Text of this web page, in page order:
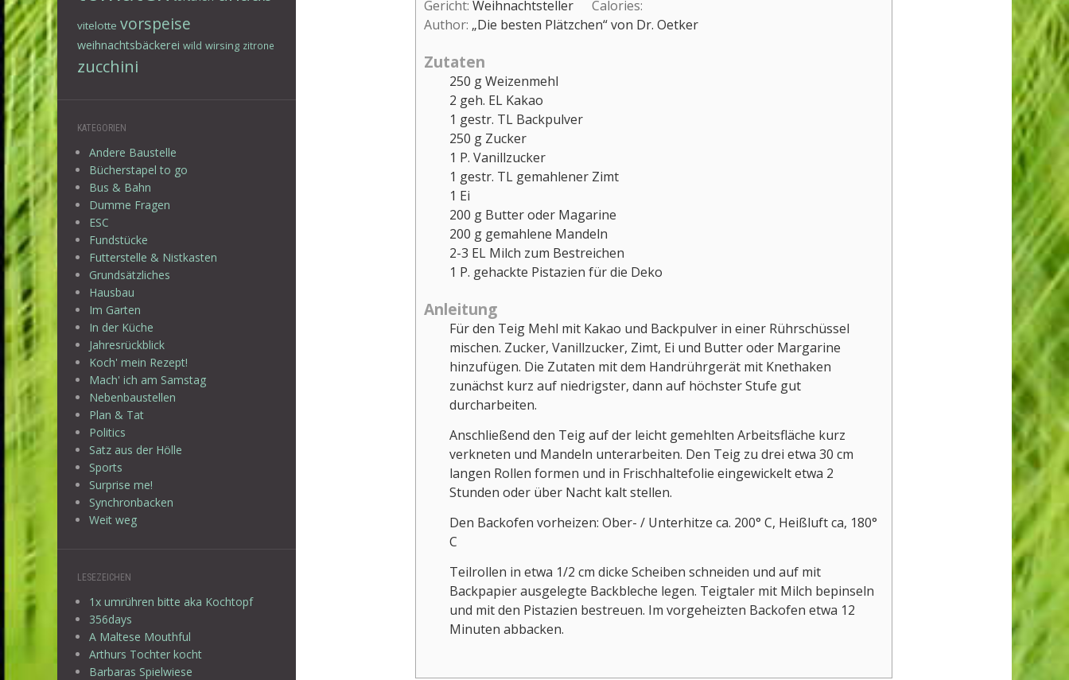
vitelotte vorspeise
weihnachtsbäckerei wild wirsing zitrone
zucchini
KATEGORIEN
Andere Baustelle
Bücherstapel to go
Bus & Bahn
Dumme Fragen
ESC
Fundstücke
Futterstelle & Nistkasten
Grundsätzliches
Hausbau
Im Garten
In der Küche
Jahresrückblick
Koch' mein Rezept!
Mach' ich am Samstag
Nebenbaustellen
Plan & Tat
Politics
Satz aus der Hölle
Sports
Surprise me!
Synchronbacken
Weit weg
LESEZEICHEN
1x umrühren bitte aka Kochtopf
356days
A Maltese Mouthful
Arthurs Tochter kocht
Barbaras Spielwiese
Gericht: Weihnachtsteller
Calories:
Author: „Die besten Plätzchen“ von Dr. Oetker
Zutaten
250 gWeizenmehl
2 geh. EL Kakao
1 gestr. TL Backpulver
250 g Zucker
1 P. Vanillzucker
1 gestr. TL gemahlener Zimt
1 Ei
200 g Butter oder Magarine
200 g gemahlene Mandeln
2-3 EL Milch zum Bestreichen
1 P. gehackte Pistazien für die Deko
Anleitung
Für den Teig Mehl mit Kakao und Backpulver in einer Rührschüssel
mischen. Zucker, Vanillzucker, Zimt, Ei und Butter oder Margarine
hinzufügen. Die Zutaten mit dem Handrührgerät mit Knethaken
zunächst kurz auf niedrigster, dann auf höchster Stufe gut
durcharbeiten.
Anschließend den Teig auf der leicht gemehlten Arbeitsfläche kurz
verkneten und Mandeln unterarbeiten. Den Teig zu drei etwa 30 cm
langen Rollen formen und in Frischhaltefolie eingewickelt etwa 2
Stunden oder über Nacht kalt stellen.
Den Backofen vorheizen: Ober- / Unterhitze ca. 200° C, Heißluft ca, 180°
C
Teilrollen in etwa 1/2 cm dicke Scheiben schneiden und auf mit
Backpapier ausgelegte Backbleche legen. Teigtaler mit Milch bepinseln
und mit den Pistazien bestreuen. Im vorgeheizten Backofen etwa 12
Minuten abbacken.